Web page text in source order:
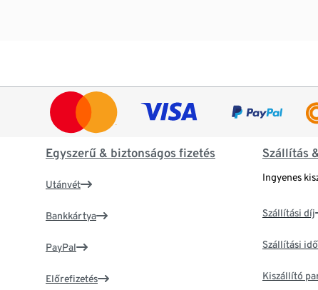
Egyszerű & biztonságos fizetés
Utánvét
Bankkártya
PayPal
Előrefizetés
Szállítás
Ingyenes
Szállítási díj
Szállítási idő
Kiszállító